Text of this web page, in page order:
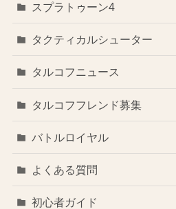
スプラトゥーン4
タクティカルシューター
タルコフニュース
タルコフフレンド募集
バトルロイヤル
よくある質問
初心者ガイド